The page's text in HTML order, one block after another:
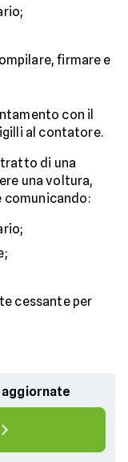
firmare e
con il
al contatore.
di una
una voltura,
comunicando:
cessante per